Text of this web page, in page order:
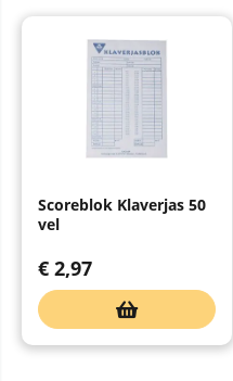
Scoreblok Klaverjas 50
vel
€ 2,97